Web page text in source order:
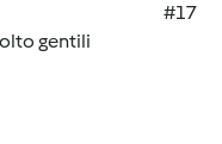
#17
gentili